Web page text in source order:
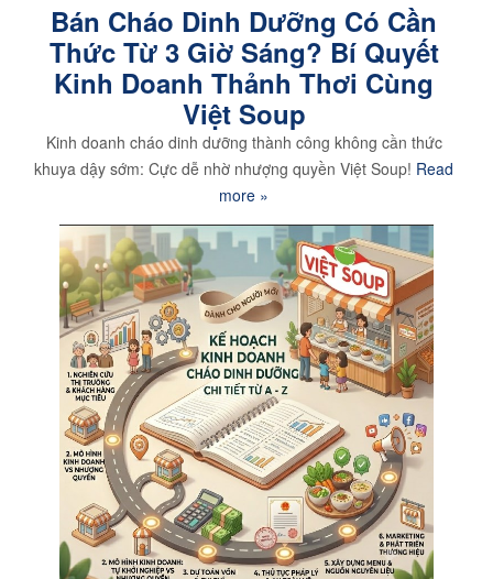
Bán Cháo Dinh Dưỡng Có Cần
Thức Từ 3 Giờ Sáng? Bí Quyết
Kinh Doanh Thảnh Thơi Cùng
Việt Soup
Kinh doanh cháo dinh dưỡng thành công không cần thức
khuya dậy sớm: Cực dễ nhờ nhượng quyền Việt Soup! Read
more »